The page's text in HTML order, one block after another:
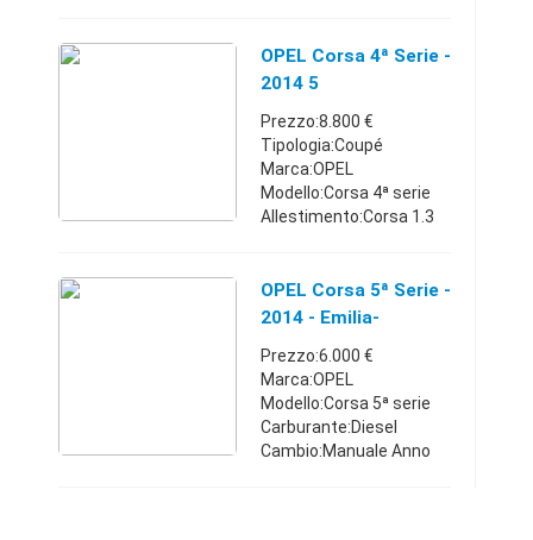
Carburante:Gpl Anno
immatricolazione:2014
Posti:5 Po ...
OPEL Corsa 4ª Serie -
2014 5
Prezzo:8.800 €
Tipologia:Coupé
Marca:OPEL
Modello:Corsa 4ª serie
Allestimento:Corsa 1.3
Carburante:Diesel Anno
immatricolazione:2014
emissioni:Eur ...
OPEL Corsa 5ª Serie -
2014 - Emilia-
Romagna
Prezzo:6.000 €
Marca:OPEL
Modello:Corsa 5ª serie
Carburante:Diesel
Cambio:Manuale Anno